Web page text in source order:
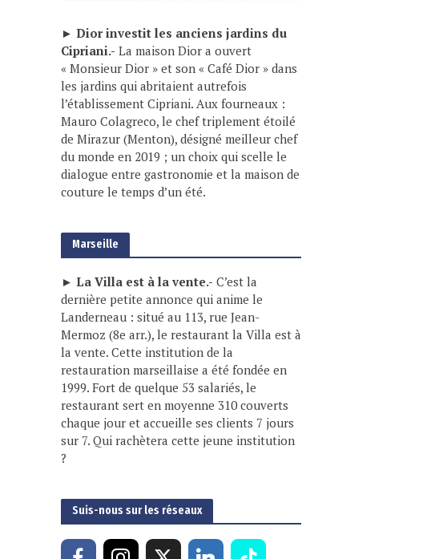
► Dior investit les anciens jardins du
Cipriani.- La maison Dior a ouvert
« Monsieur Dior » et son « Café Dior » dans
les jardins qui abritaient autrefois
l’établissement Cipriani. Aux fourneaux :
Mauro Colagreco, le chef triplement étoilé
de Mirazur (Menton), désigné meilleur chef
du monde en 2019 ; un choix qui scelle le
dialogue entre gastronomie et la maison de
couture le temps d’un été.
Marseille
► La Villa est à la vente.- C’est la
dernière petite annonce qui anime le
Landerneau : situé au 113, rue Jean-
Mermoz (8e arr.), le restaurant la Villa est à
la vente. Cette institution de la
restauration marseillaise a été fondée en
1999. Fort de quelque 53 salariés, le
restaurant sert en moyenne 310 couverts
chaque jour et accueille ses clients 7 jours
sur 7. Qui rachètera cette jeune institution
?
Suis-nous sur les réseaux